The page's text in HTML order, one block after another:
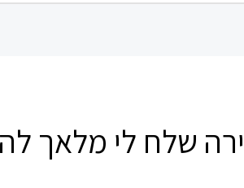
שלח לי מלאך